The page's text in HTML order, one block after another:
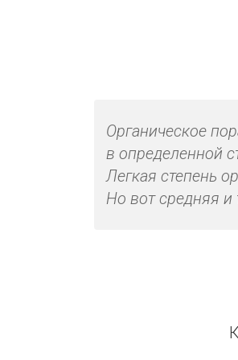
Органическое
в определенной
Легкая степень
Но вот средняя и